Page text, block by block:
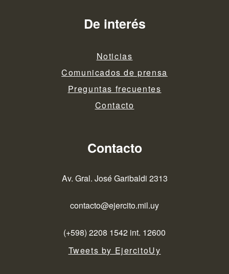
De interés
Noticias
Comunicados de prensa
Preguntas frecuentes
Contacto
Contacto
Av. Gral. José Garibaldi 2313
contacto@ejercito.mil.uy
(+598) 2208 1542 int. 12600
Tweets by EjercitoUy